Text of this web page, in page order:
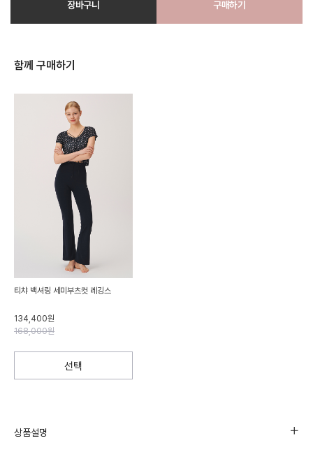
장바구니 구매하기
함께 구매하기
티챠 백셔링 세미부츠컷 레깅스
134,400원
168,000원
선택
상품설명